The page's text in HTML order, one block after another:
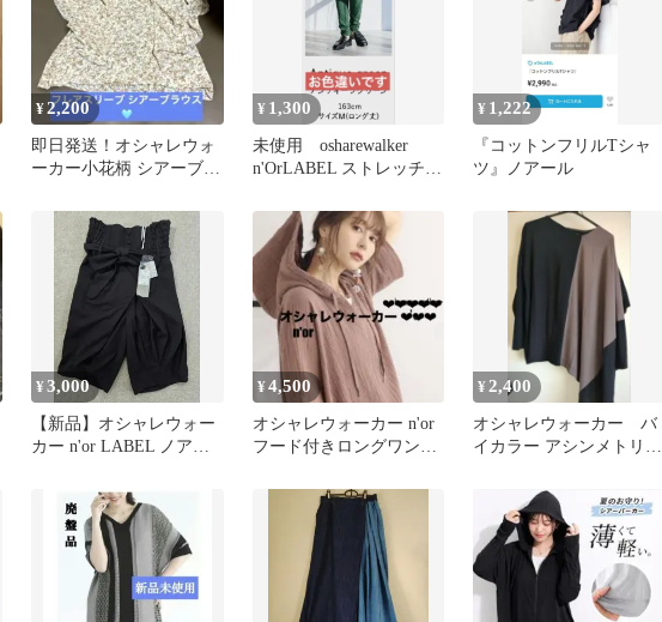
¥2,200
即日発送！オシャレウォ
ーカー小花柄 シアーブラ
～3L
¥ 1,300
未使用 osharewalker
n'OrLABEL ストレッチレ
¥ 1,222
『コットンフリルTシャ
ツ』ノアール
¥3,000
【新品】オシャレウォー
カー n'or LABEL ノアー
¥4,500
オシャレウォーカー n'or
フード付きロングワンピ
¥2,400
オシャレウォーカー バ
イカラー アシンメトリー